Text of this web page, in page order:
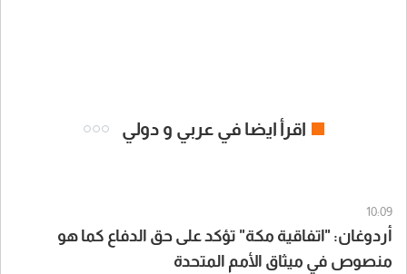
اقرأ ايضا في عربي و دولي
10:09
أردوغان: "اتفاقية مكة" تؤكد على حق الدفاع كما هو
منصوص في ميثاق الأمم المتحدة